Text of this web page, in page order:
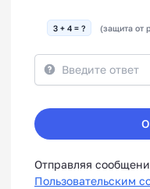
3 + 4 = ? (защита от
Отправляя
Пользовательским